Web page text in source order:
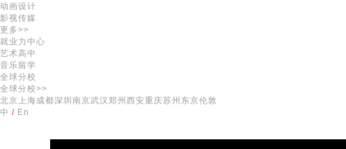
动画设计
影视传媒
更多>>
就业力中心
艺术高中
音乐留学
全球分校
全球分校>>
北京 上海成都深圳 南京武汉 郑州 西安重庆苏州 东京伦敦
中 / En